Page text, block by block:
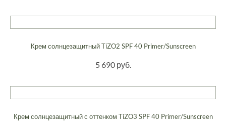
Крем солнцезащитный TiZO2 SPF 40 Primer/Sunscreen
5 690 руб.
Крем солнцезащитный с оттенком TiZO3 SPF 40 Primer/Sunscreen